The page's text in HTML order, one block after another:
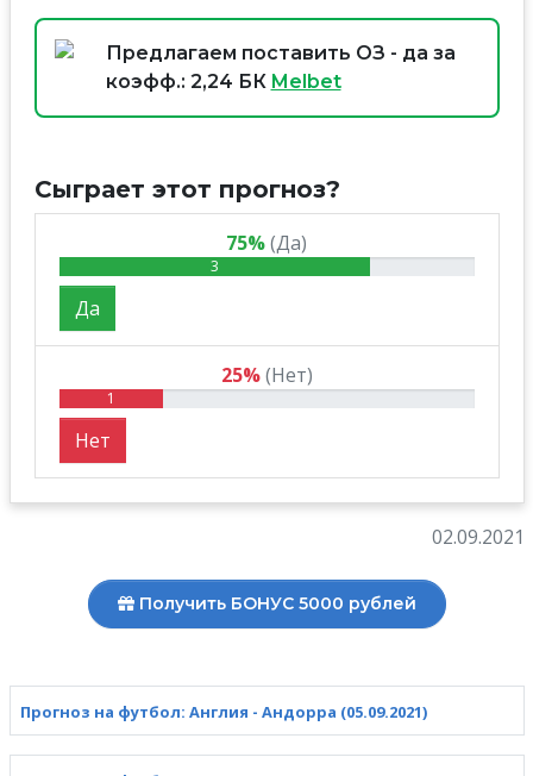
Предлагаем поставить ОЗ - да за
коэфф.: 2,24 БК Melbet
Сыграет этот прогноз?
75%(Да)
3
Да
25% (Нет)
1
Нет
02.09.2021
Получить БОНУС 5000 рублей
Прогноз на футбол: Англия - Андорра (05.09.2021)